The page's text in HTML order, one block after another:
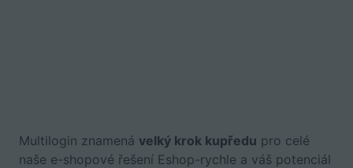
Multilogin znamená velký krok kupředu pro celé
naše e-shopové řešení Eshop-rychle a váš potenciál